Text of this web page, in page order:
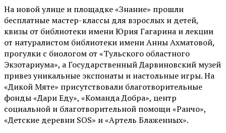
На новой улице и площадке «Знание» прошли
бесплатные мастер-классы для взрослых и детей,
квизы от библиотеки имени Юрия Гагарина и лекции
от натуралистом библиотеки имени Анны Ахматовой,
прогулки с биологом от «Тульского областного
Экзотариума», а Государственный Дарвиновский музей
привез уникальные экспонаты и настольные игры. На
«Дикой Мяте» присутствовали благотворительные
фонды «Дари Еду», «Команда Добра», центр
социальной и благотворительной помощи «Ранчо»,
«Детские деревни SOS» и «Артель Блаженных».